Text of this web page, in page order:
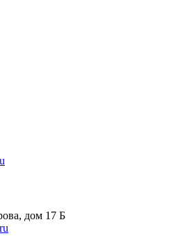
дом 17 Б